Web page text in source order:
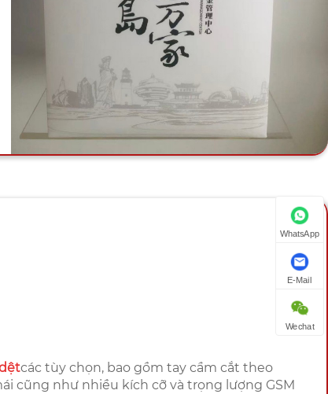
các tùy chọn, bao gồm tay cầm cắt theo
cũng như nhiều kích cỡ và trọng lượng GSM
WhatsApp
E-Mail
Wechat